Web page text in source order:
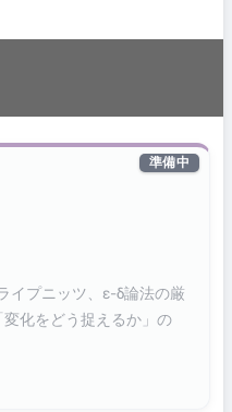
イプニッツ、ε-δ論法の厳
化をどう捉えるか」の
準備中